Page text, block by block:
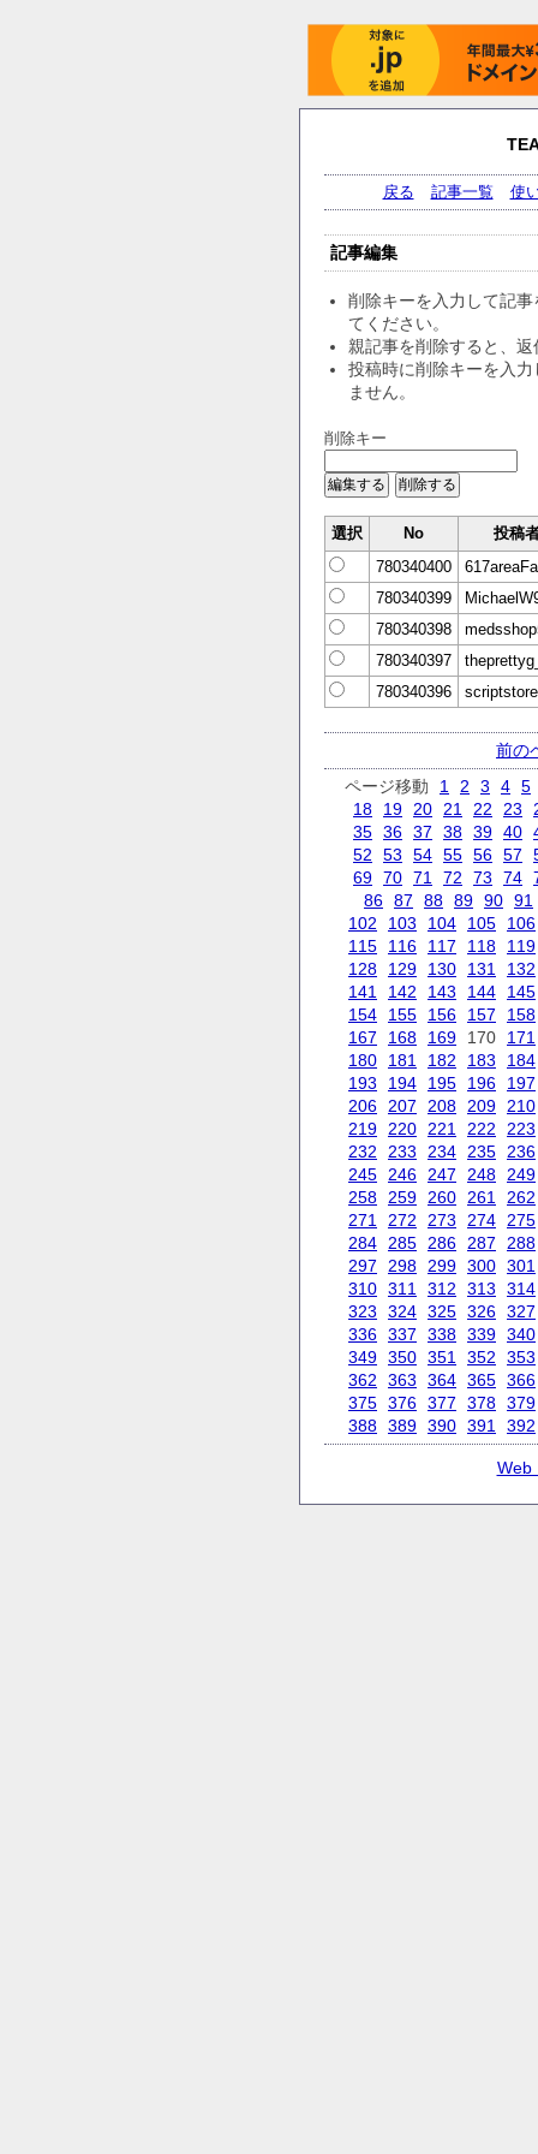
戻る 記事一覧 使
記事編集
削除キーを入力して記事
てください。
親記事を削除すると、
投稿時に削除キーを入
ません。
削除キー
選択 No
投稿
780340400
780340399
780340398
780340397
780340396
前の
ページ移動
1 2 3 4 5
18
19 20 21 22 23
35 36 37 38 39 40
52
53 54 55 56 57
69 70 71 72 73 74
86 87 88 89 90 91
102
103 104 105
106
115
116 117 118
119
128
129 130 131
132
141
142 143 144
145
154
155 156 157
158
167
168 169 170
171
180
181 182 183
184
193
194 195 196
197
206
207 208 209
210
219
220 221 222
223
232
233 234 235
236
245
246 247 248
249
258
259 260 261
262
271
272 273 274
275
284
285 286 287
288
297
298 299 300 301
310 311 312 313
314
323
324 325 326 327
336 337 338 339 340
349 350 351 352
353
362
363 364 365 366
375 376 377 378 379
388 389 390 391 392
Web